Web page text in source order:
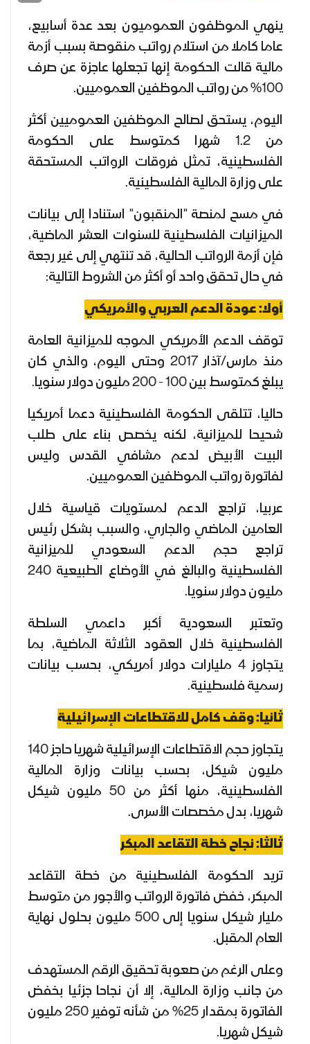
ينهي الموظفون العموميون بعد عدة أسابيع،
عاما كاملا من استلام رواتب منقوصة بسبب أزمة
مالية قالت الحكومة إنها تجعلها عاجزة عن صرف
100% من رواتب الموظفين العموميين.
اليوم، يستحق لصالح الموظفين العموميين أكثر
من 1.2 شهرا كمتوسط على الحكومة
الفلسطينية، تمثل فروقات الرواتب المستحقة
على وزارة المالية الفلسطينية.
في مسح لمنصة "المنقبون" استنادا إلى بيانات
الميزانيات الفلسطينية للسنوات العشر الماضية،
فإن أزمة الرواتب الحالية، قد تنتهي إلى غير رجعة
في حال تحقق واحد أو أكثر من الشروط التالية:
أولا: عودة الدعم العربي والأمريكي
توقف الدعم الأمريكي الموجه للميزانية العامة
منذ مارس/آذار 2017 وحتى اليوم، والذي كان
يبلغ كمتوسط بين 100 - 200 مليون دولار سنويا.
حاليا، تتلقى الحكومة الفلسطينية دعما أمريكيا
شحيحا للميزانية، لكنه يخصص بناء على طلب
البيت الأبيض لدعم مشافي القدس وليس
لفاتورة رواتب الموظفين العموميين.
عربيا، تراجع الدعم لمستويات قياسية خلال
العامين الماضي والجاري، والسبب بشكل رئيس
تراجع حجم الدعم السعودي للميزانية
الفلسطينية والبالغ في الأوضاع الطبيعية 240
مليون دولار سنويا.
وتعتبر السعودية أكبر داعمي السلطة
الفلسطينية خلال العقود الثلاثة الماضية، بما
يتجاوز 4 مليارات دولار أمريكي، بحسب بيانات
رسمية فلسطينية.
ثانيا: وقف كامل للاقتطاعات الإسرائيلية
يتجاوز حجم الاقتطاعات الإسرائيلية شهريا حاجز 140
مليون شيكل، بحسب بيانات وزارة المالية
الفلسطينية، منها أكثر من 50 مليون شيكل
شهريا، بدل مخصصات الأسرى.
ثالثا: نجاح خطة التقاعد المبكر
تريد الحكومة الفلسطينية من خطة التقاعد
المبكر، خفض فاتورة الرواتب والأجور من متوسط
مليار شيكل سنويا إلى 500 مليون بحلول نهاية
العام المقبل.
وعلى الرغم من صعوبة تحقيق الرقم المستهدف
من جانب وزارة المالية، إلا أن نجاحا جزئيا بخفض
الفاتورة بمقدار 25% من شأنه توفير 250 مليون
شيكل شهريا.